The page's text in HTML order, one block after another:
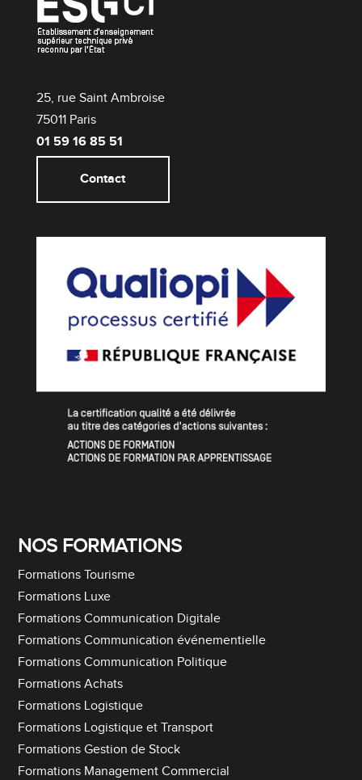
25, rue Saint Ambroise
75011 Paris
01 59 16 85 51
Contact
NOS FORMATIONS
Formations Tourisme
Formations Luxe
Formations Communication Digitale
Formations Communication événementielle
Formations Communication Politique
Formations Achats
Formations Logistique
Formations Logistique et Transport
Formations Gestion de Stock
Formations Management Commercial